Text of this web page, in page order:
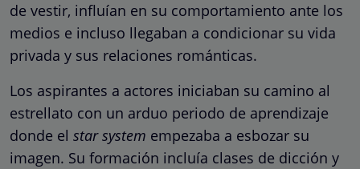
de vestir, influían en su comportamiento ante los
medios e incluso llegaban a condicionar su vida
privada y sus relaciones románticas.
Los aspirantes a actores iniciaban su camino al
estrellato con un arduo periodo de aprendizaje
donde el star system empezaba a esbozar su
imagen. Su formación incluía clases de dicción y